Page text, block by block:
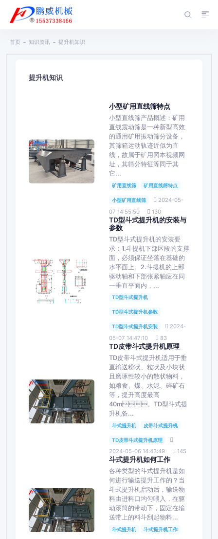
首页 知识资讯 提升机知识
提升机知识
小型矿用直线筛特点
小型直线筛产品概述：矿用
直线震动筛是一种新型高效
的通用矿用振动筛分设备，
其筛箱运动轨迹近似为直
线，故属于矿用冈本视频网
址，其筛分特征等同于其
它...
矿用直线筛 矿用直线筛特点
小型矿用直线筛
2024-05-
07 14:55:50
130
TD型斗式提升机的安装与
参数
TD型斗式提升机的安装要
求：1.斗提机下部区段的支撑
面，必须保证坐落在基础的
水平面上。2.斗提机的上部
驱动轴和下部张紧轴应在同
一垂直平面内，...
TD型斗式提升机
TD型斗式提升机参数
TD型斗式提升机安装
2024-
05-07 14:47:10
83
TD皮带斗式提升机原理
TD皮带斗式提升机适用于垂
直输送粉状、粒状及小块状
且磨琢性较小的散状物料，
如粮食、煤、水泥、碎矿石
等，提升高度最高
40m。TD型斗式提
升机备...
斗式提升机 皮带斗式提升机
TD皮带斗式提升机原理
2024-05-06 14:43:49 145
斗式提升机如何工作
各种类型的斗式提升机是如
何进行输送提升工作的？当
斗式提升机启动后，输送物
料由进料口均匀喂入，在驱
动滚筒的带动下，固定在输
送带上的料斗刮起物料...
斗式提升机 斗式提升机工作